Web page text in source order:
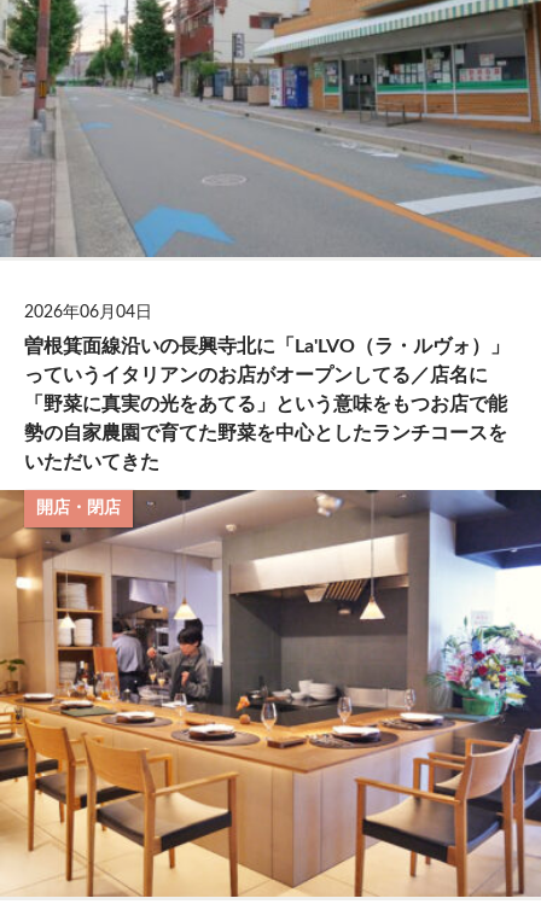
2026年06月04日
曽根箕面線沿いの長興寺北に「La'LVO（ラ・ルヴォ）」
っていうイタリアンのお店がオープンしてる／店名に
「野菜に真実の光をあてる」という意味をもつお店で能
勢の自家農園で育てた野菜を中心としたランチコースを
いただいてきた
開店・閉店